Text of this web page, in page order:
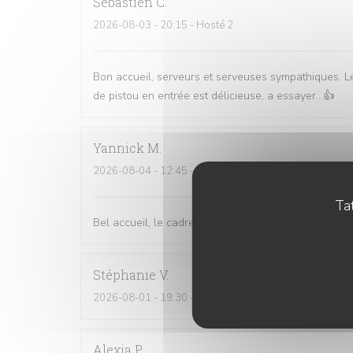
2026-08-03 - 20:15 - Hosté 2
Bon accueil, serveurs et serveuses sympathiques.
de pistou en entrée est délicieuse, a essayer...👍
Yannick M
2026-08-04 - 12:45 - Hosté 2
Bel accueil, le cadre est très agréable. On mange
Stéphanie V
2026-08-01 - 19:30 - Hosté 2
Alexia P